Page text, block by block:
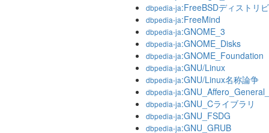
dbpedia-ja:FreeBSDディストリ
dbpedia-ja:FreeMind
dbpedia-ja:GNOME_3
dbpedia-ja:GNOME_Disks
dbpedia-ja:GNOME_Foundation
dbpedia-ja:GNU/Linux
dbpedia-ja:GNU/Linux名称論争
dbpedia-ja
dbpedia-ja:GNU_Cライブラリ
dbpedia-ja:GNU_FSDG
dbpedia-ja:GNU_GRUB